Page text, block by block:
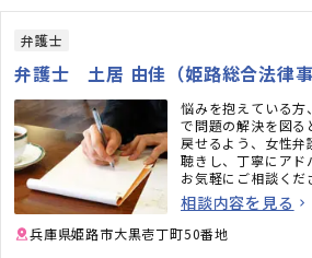
弁護士
弁護士 土居 由佳（姫路総合法律事
悩みを抱えている
で問題の解決を図る
戻せるよう、女性
聴きし、丁寧にアド
お気軽にご相談くだ
相談内容を見る
兵庫県姫路市大黒壱丁町50番地